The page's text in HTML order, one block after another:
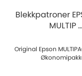
Blekkpatroner
MULTIP ...
Original Epson